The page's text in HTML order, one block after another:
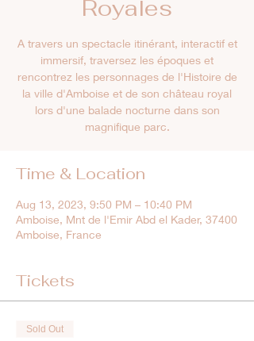
Royales
A travers un spectacle itinérant, interactif et
immersif, traversez les époques et
rencontrez les personnages de l'Histoire de
la ville d'Amboise et de son château royal
lors d'une balade nocturne dans son
magnifique parc.
Time & Location
Aug 13, 2023, 9:50 PM – 10:40 PM
Amboise, Mnt de l'Emir Abd el Kader, 37400
Amboise, France
Tickets
Sold Out